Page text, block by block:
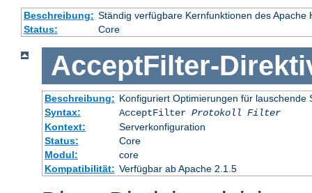
Beschreibung: Ständig verfügbare Kernfunktionen des Apache
Status:
Core
AcceptFilter-
Beschreibung: Konfiguriert Optimierungen für lauschende
Syntax:
AcceptFilter Protokoll Filter
Kontext:
Serverkonfiguration
Status:
Core
Modul:
core
Kompatibilität: Verfügbar ab Apache 2.1.5